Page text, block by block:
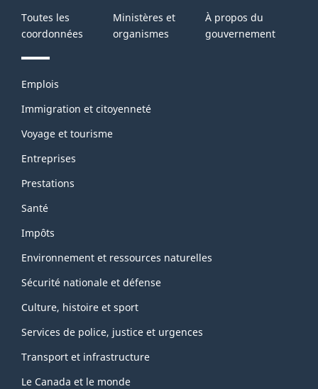
Toutes les
coordonnées
Ministères et
organismes
À propos du
gouvernement
Thèmes
sujets
Emplois
Immigration et citoyenneté
Voyage et tourisme
Entreprises
Prestations
Santé
Impôts
Environnement et ressources naturelles
Sécurité nationale et défense
Culture, histoire et sport
Services de police, justice et urgences
Transport et infrastructure
Le Canada et le monde